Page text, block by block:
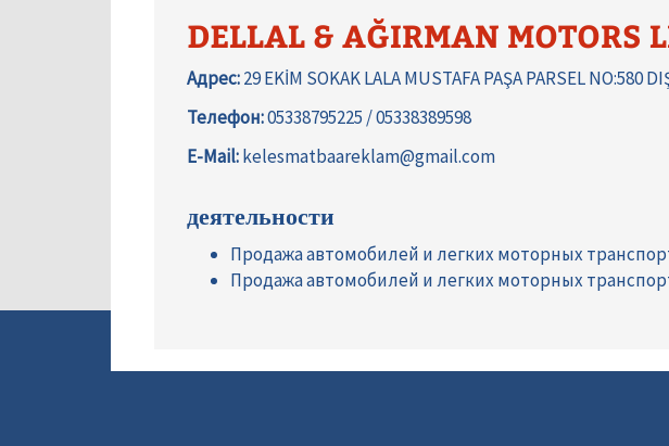
DELLAL & AĞIRMAN MOTORS
Адрес:29 EKİM SOKAK LALA MUSTAFA PAŞA PARSEL NO:580
Телефон:05338795225 / 05338389598
E-Mail:kelesmatbaareklam@gmail.com
деятельности
Продажа автомобилей и легких моторных
Продажа автомобилей и легких моторных